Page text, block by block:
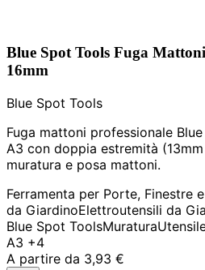
Blue Spot Tools Fuga
16mm
Blue Spot Tools
Fuga mattoni professionale
A3 con doppia estremità
muratura e posa mattoni.
Ferramenta per Porte, Finestre
da GiardinoElettroutensili da
Blue Spot ToolsMuratura
A3 +4
A partire da 3,93 €